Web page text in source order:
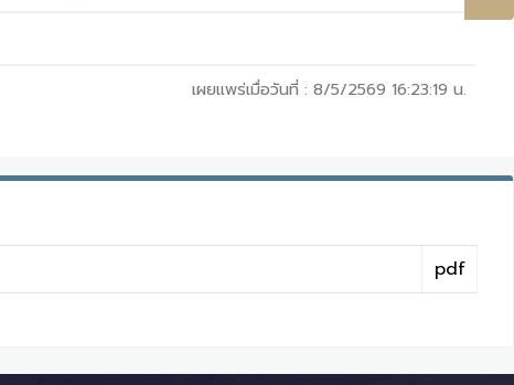
เผยแพร่เมื่อวันที่ : 8/5/2569 16:23:19 น.
pdf